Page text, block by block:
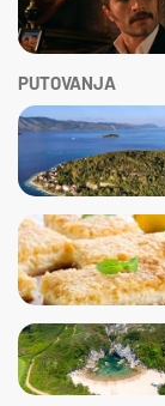
PUTOVANJA